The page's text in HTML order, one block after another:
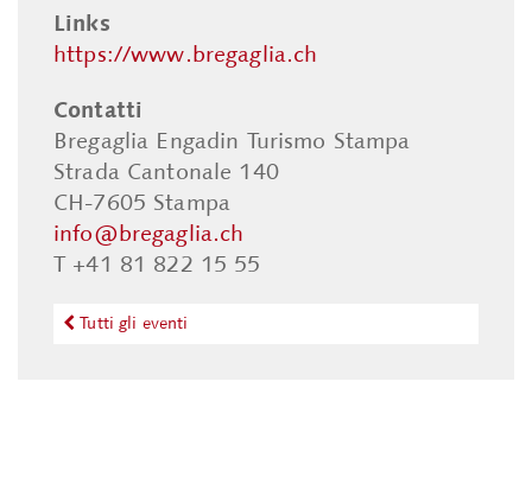
Links
https://www.bregaglia.ch
Contatti
Bregaglia Engadin Turismo Stampa
Strada Cantonale 140
CH-7605 Stampa
info@bregaglia.ch
T +41 81 822 15 55
Tutti gli eventi